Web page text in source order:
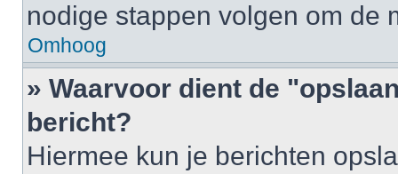
nodige stappen volgen om de
Omhoog
» Waarvoor dient de
bericht?
Hiermee kun je berichten